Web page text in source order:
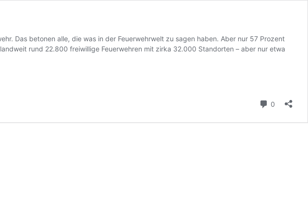
Das betonen alle, die was in der Feuerwehrwelt zu sagen haben. Aber nur 57 Prozent
rund 22.800 freiwillige Feuerwehren mit zirka 32.000 Standorten – aber nur etwa
0